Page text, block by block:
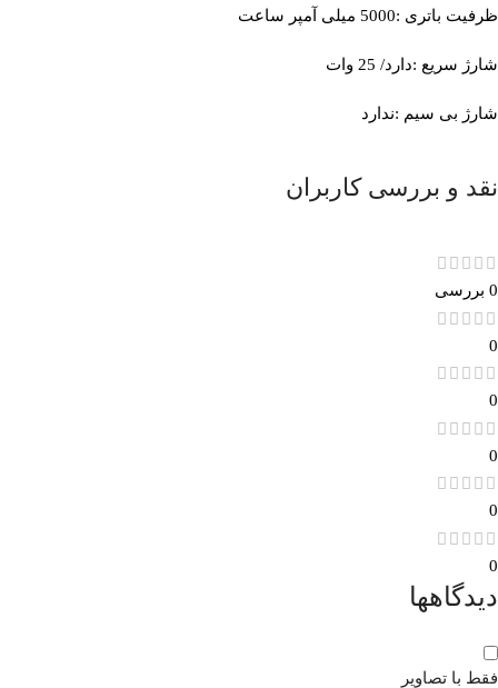
ظرفیت باتری :5000 میلی آمپر ساعت
شارژ سریع :دارد/ 25 وات
شارژ بی‌ سیم :ندارد
نقد و بررسی کاربران
0 بررسی
0
0
0
0
0
دیدگاهها
فقط با تصاویر